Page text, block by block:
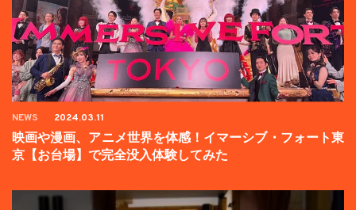
NEWS 2024.03.11
映画や漫画、アニメ世界を体感！イマーシブ・フォート東
京【お台場】で完全没入体験してみた